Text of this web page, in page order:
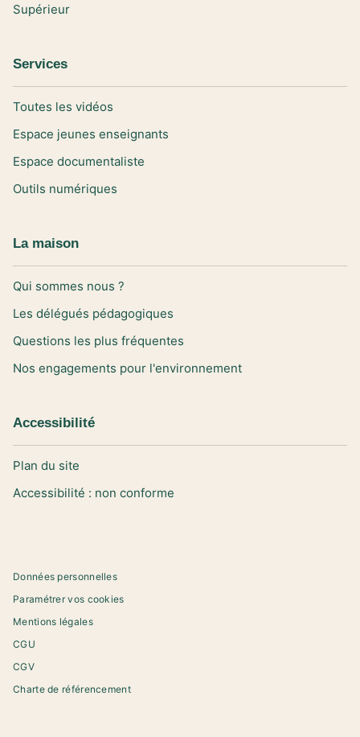
Supérieur
Services
Toutes les vidéos
Espace jeunes enseignants
Espace documentaliste
Outils numériques
La maison
Qui sommes nous ?
Les délégués pédagogiques
Questions les plus fréquentes
Nos engagements pour l'environnement
Accessibilité
Plan du site
Accessibilité : non conforme
Données personnelles
Paramétrer vos cookies
Mentions légales
CGU
CGV
Charte de référencement